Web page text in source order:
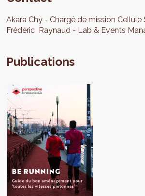
Akara Chy
Chargé de mission Cellule
Frédéric Raynaud Lab & Events
Publications